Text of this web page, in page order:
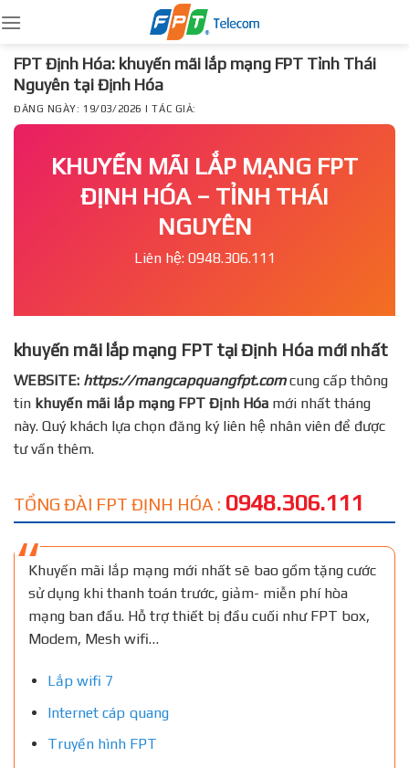
to
content
FPT Định Hóa: khuyến mãi lắp mạng FPT Tỉnh Thái
Nguyên tại Định Hóa
ĐĂNG NGÀY: 19/03/2026 | TÁC GIẢ:
KHUYẾN MÃI LẮP MẠNG FPT
ĐỊNH HÓA – TỈNH THÁI
NGUYÊN
Liên hệ: 0948.306.111
khuyến mãi lắp mạng FPT tại Định Hóa mới nhất
WEBSITE: https://mangcapquangfpt.comcung cấp thông
tin khuyến mãi lắp mạng FPT Định Hóa mới nhất tháng
này. Quý khách lựa chọn đăng ký liên hệ nhân viên để được
tư vấn thêm.
TỔNG ĐÀI FPT ĐỊNH HÓA : 0948.306.111
Khuyến mãi lắp mạng mới nhất sẽ bao gồm tặng cước
sử dụng khi thanh toán trước, giảm- miễn phí hòa
mạng ban đầu. Hỗ trợ thiết bị đầu cuối như FPT box,
Modem, Mesh wifi…
Lắp wifi 7
Internet cáp quang
Truyền hình FPT